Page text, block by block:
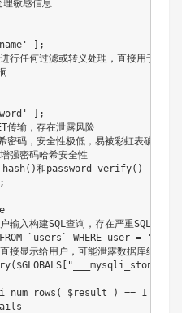
敏感信息
] ;
任何过滤或转义处理，直接用于SQL
] ;
传输，存在泄露风险
码，安全性极低，易被彩虹表破解
强密码哈希安全性
和password_verify()
;
入构建SQL查询，存在严重SQL注入漏
`users` WHERE user = '
接显示给用户，可能泄露数据库结构等
( $GLOBALS [ "___mysqli_ston"
( $result ) == 1